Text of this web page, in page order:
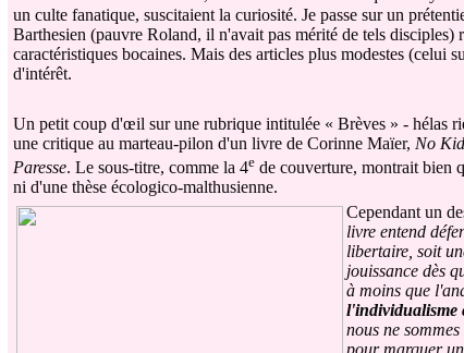
un culte fanatique, suscitaient la curiosité. Je passe sur un
Barthesien (pauvre Roland, il n'avait pas mérité de tels
caractéristiques bocaines. Mais des articles plus modestes (celui
d'intérêt.
Un petit coup d'œil sur une rubrique intitulée « Brèves » - hélas
une critique au marteau-pilon d'un livre de Corinne Maïer, No Kid
Paresse. Le sous-titre, comme la 4ede couverture, montrait bien
ni d'une thèse écologico-malthusienne.
Cependant un
livre entend
libertaire, soit
jouissance dès
à moins que
l'individualisme
nous ne